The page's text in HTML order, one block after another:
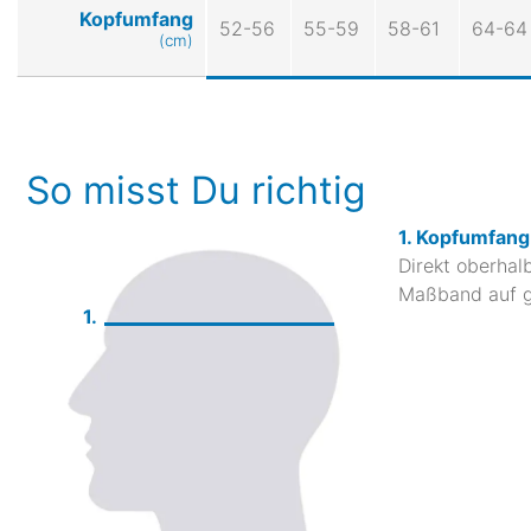
Kopfumfang
(cm) 52-56 55-59 58-61 64-64
So misst Du richtig
1.
1.
Direkt
Maßband auf